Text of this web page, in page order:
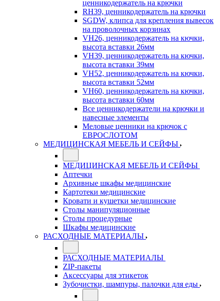
ценникодержатель на крючки
RH39, ценникодержатель на крючки
SGDW, клипса для крепления вывесок
на проволочных корзинах
VH26, ценникодержатель на кючки,
высота вставки 26мм
VH39, ценникодержатель на кючки,
высота вставки 39мм
VH52, ценникодержатель на кючки,
высота вставки 52мм
VH60, ценникодержатель на кючки,
высота вставки 60мм
Все ценникодержатели на крючки и
навесные элементы
Меловые ценники на крючок с
ЕВРОСЛОТОМ
МЕДИЦИНСКАЯ МЕБЕЛЬ И СЕЙФЫ
МЕДИЦИНСКАЯ МЕБЕЛЬ И СЕЙФЫ
Аптечки
Архивные шкафы медицинские
Картотеки медицинские
Кровати и кушетки медицинские
Столы манипуляционные
Столы процедурные
Шкафы медицинские
РАСХОДНЫЕ МАТЕРИАЛЫ
РАСХОДНЫЕ МАТЕРИАЛЫ
ZIP-пакеты
Аксессуары для этикеток
Зубочистки, шампуры, палочки для еды